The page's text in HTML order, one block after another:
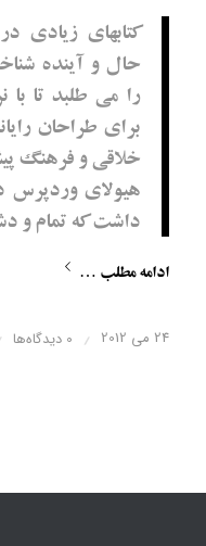
کتابهای
حال و آینده
را می طلبد تا با
برای طراحان
خلاقی و فرهنگ
هیولای
داشت که تمام و
ادامه مطلب …
24 می 2012 / 0 دیدگاه‌ها